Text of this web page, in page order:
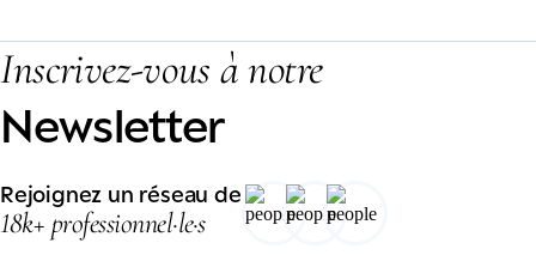
Inscrivez-vous à notre
Newsletter
Rejoignez un réseau de
18k+ professionnel·le·s